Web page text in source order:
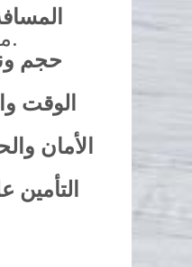
متنوعة، مما يزيد من احتمالية تعرض الأثاث للصدمات والاهتزازات والتلف إذا لم يتم تأمينه بشكل صحيح.
حجم
الوقت
الأمان
التأمين